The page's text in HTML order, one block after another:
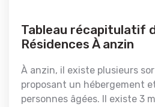
Tableau récapitulatif
Résidences À anzin
À anzin, il existe plusieurs
proposant un hébergement
personnes âgées. Il existe 3